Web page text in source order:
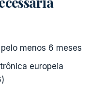
menos 6 meses
europeia